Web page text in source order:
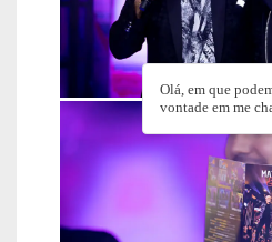
Olá, em que
vontade em me